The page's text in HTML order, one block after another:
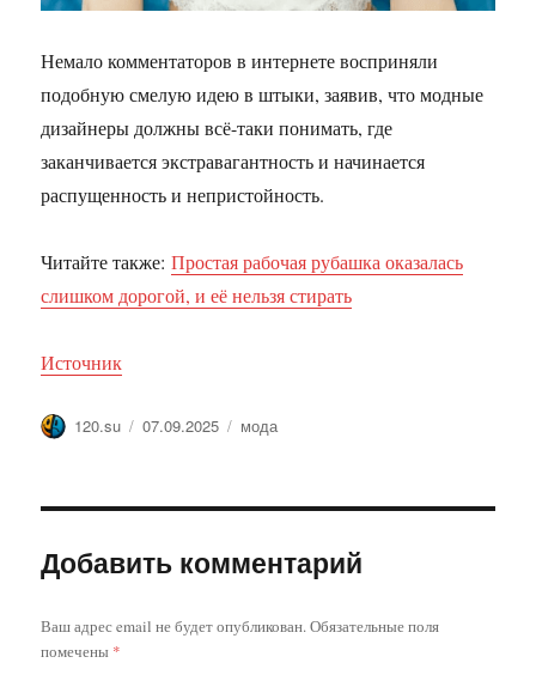
Немало комментаторов в интернете восприняли
подобную смелую идею в штыки, заявив, что модные
дизайнеры должны всё-таки понимать, где
заканчивается экстравагантность и начинается
распущенность и непристойность.
Читайте также:Простая рабочая рубашка оказалась
слишком дорогой, и её нельзя стирать
Источник
Автор
120.su Опубликовано
07.09.2025 Метки
мода
Добавить комментарий
Ваш адрес email не будет опубликован.Обязательные поля
помечены *